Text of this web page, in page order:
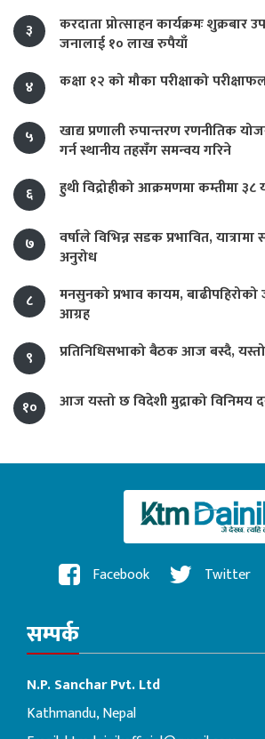
३
करदाता प्रोत्साहन कार्यक्रमः शुक्रबार
जनालाई १० लाख रुपैयाँ
४
कक्षा १२ को मौका परीक्षाको
५
खाद्य प्रणाली रुपान्तरण रणनीतिक
गर्न स्थानीय तहसँग समन्वय गरिने
६
हुथी विद्रोहीको आक्रमणमा कम्तीमा
७
वर्षाले विभिन्न सडक प्रभावित,
अनुरोध
८
मनसुनको प्रभाव कायम,
आग्रह
९
प्रतिनिधिसभाको बैठक आज बस्दै,
१० आज यस्तो छ विदेशी मुद्राको विनिमय
Facebook Twitter
सम्पर्क
N.P. Sanchar Pvt. Ltd
Kathmandu, Nepal